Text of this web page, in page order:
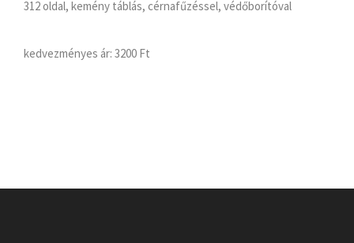
312 oldal, kemény táblás, cérnafűzéssel, védőborítóval
kedvezményes ár: 3200 Ft